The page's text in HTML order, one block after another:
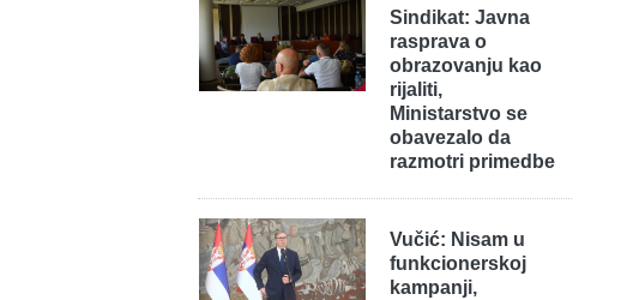
Sindikat: Javna
rasprava o
obrazovanju kao
rijaliti,
Ministarstvo se
obavezalo da
razmotri primedbe
Vučić: Nisam u
funkcionerskoj
kampanji,